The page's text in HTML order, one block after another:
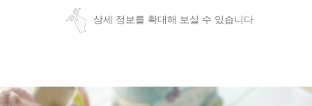
상세 정보를 확대해 보실 수 있습니다